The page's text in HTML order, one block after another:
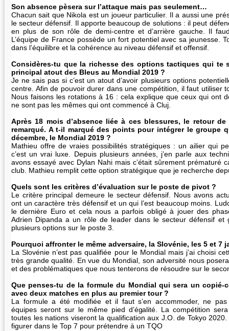
Son absence pèsera sur l’attaque mais pas seulement…
Chacun sait que Nikola est un joueur particulier. Il a aussi une
le secteur défensif. Il apporte beaucoup de solutions : il peut
en plus de son rôle de demi-centre et d’arrière gauche. Il
L’équipe de France possède un fort potentiel avec sa jeunesse.
dans l’équilibre et la cohérence au niveau défensif et offensif.
Considères-tu que la richesse des options tactiques qui te
principal atout des Bleus au Mondial 2019 ?
Je ne sais pas si c’est un atout d’avoir plusieurs options
centre. Afin de pouvoir durer dans une compétition, il faut utiliser
Nous faisons les rotations à 16 : cela explique que ceux qui ont
ne sont pas les mêmes qui ont commencé à Cluj.
Après 18 mois d’absence liée à ces blessures, le retour
remarqué. A t-il marqué des points pour intégrer le groupe
décembre, le Mondial 2019 ?
Mathieu offre de vraies possibilités stratégiques : un ailier qui
c’est un vrai luxe. Depuis plusieurs années, j’en parle aux
avons essayé avec Dylan Nahi mais c’était sûrement prématuré
club. Mathieu remplit cette option stratégique que je recherche
Quels sont les critères d’évaluation sur le poste de pivot ?
Le critère principal demeure le secteur défensif. Nous avons
ont un caractère très défensif et un qui l’est beaucoup moins.
le dernière Euro et cela nous a parfois obligé à jouer des
Adrien Dipanda a un rôle de leader dans le secteur défensif et
plusieurs options sur le poste 3.
Pourquoi affronter le même adversaire, la Slovénie, les 5 et 7
La Slovénie n’est pas qualifiée pour le Mondial mais j’ai choisi
très grande qualité. En vue du Mondial, son adversité nous
et des problématiques que nous tenterons de résoudre sur le
Que penses-tu de la formule du Mondial qui sera un copié-
avec deux matches en plus au premier tour ?
La formule a été modifiée et il faut s’en accommoder, ne
équipes seront sur le même pied d’égalité. La compétition
toutes les nations viseront la qualification aux J.O. de Tokyo
figurer dans le Top 7 pour prétendre à un TQO